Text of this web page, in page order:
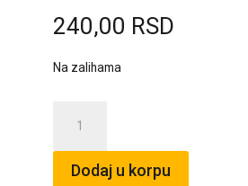
240,00 RSD
Na zalihama
SANDRUP
Dodaj u korpu